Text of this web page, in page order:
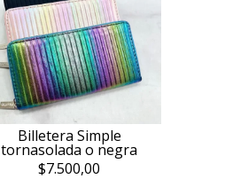
Billetera Simple
tornasolada o negra
$7.500,00